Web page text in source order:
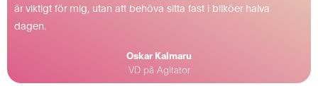
är viktigt för mig, utan att behöva sitta fast i bilköer halva
dagen.
Oskar Kalmaru
VD på Agitator